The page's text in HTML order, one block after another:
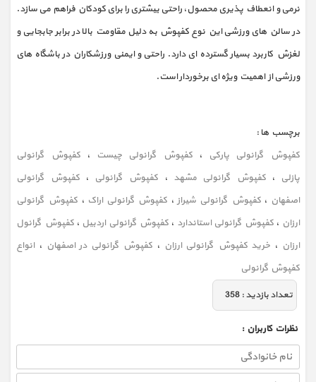
نرمی و انعطاف پذیری محصول، راحتی بیشتری را برای کودکان فراهم می سازد.
در سالن های ورزشی این نوع کفپوش به دلیل مقاومت بالا در برابر جابجایی و
لغزش کاربرد بسیار گسترده ای دارد. راحتی و ایمنی ورزشکاران در باشگاه های
ورزشی از اهمیت ویژه ای برخوردار است.
برچسب ها :
کفپوش گرانولی پارکی ،کفپوش گرانولی چیست ، کفپوش گرانولی
پازلی ،کفپوش گرانولی مشهد ، کفپوش گرانولی ، کفپوش گرانولی
اصفهان ،کفپوش گرانولی شیراز، کفپوش گرانولی اراک ،کفپوش گرانولی
ارزان ، کفپوش گرانولی استاندارد ،کفپوش گرانولی اردبیل ،کفپوش گرانول
ارزان ، خرید کفپوش گرانولی ارزان ، کفپوش گرانولی در اصفهان ، انواع
کفپوش گرانولی
تعداد بازديد :358
نظرات كاربران :